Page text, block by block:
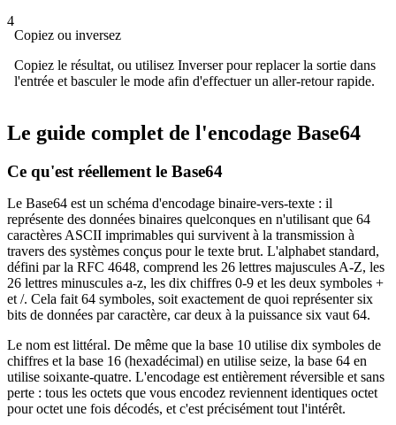
4
Copiez ou inversez
Copiez le résultat, ou utilisez Inverser pour replacer la sortie dans
l'entrée et basculer le mode afin d'effectuer un aller-retour rapide.
Le guide complet de l'encodage Base64
Ce qu'est réellement le Base64
Le Base64 est un schéma d'encodage binaire-vers-texte : il
représente des données binaires quelconques en n'utilisant que 64
caractères ASCII imprimables qui survivent à la transmission à
travers des systèmes conçus pour le texte brut. L'alphabet standard,
défini par la RFC 4648, comprend les 26 lettres majuscules A-Z, les
26 lettres minuscules a-z, les dix chiffres 0-9 et les deux symboles +
et /. Cela fait 64 symboles, soit exactement de quoi représenter six
bits de données par caractère, car deux à la puissance six vaut 64.
Le nom est littéral. De même que la base 10 utilise dix symboles de
chiffres et la base 16 (hexadécimal) en utilise seize, la base 64 en
utilise soixante-quatre. L'encodage est entièrement réversible et sans
perte : tous les octets que vous encodez reviennent identiques octet
pour octet une fois décodés, et c'est précisément tout l'intérêt.